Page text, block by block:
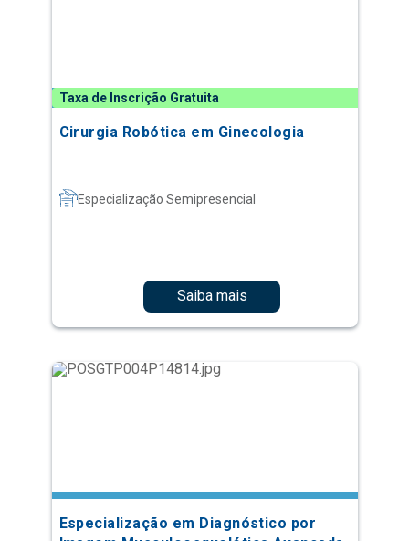
Taxa de Inscrição Gratuita
Cirurgia Robótica em Ginecologia
Especialização Semipresencial
Saiba mais
Especialização em Diagnóstico por